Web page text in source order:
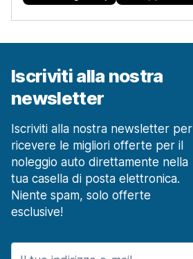
Iscriviti alla nostra
newsletter
Iscriviti alla nostra newsletter per
ricevere le migliori offerte per il
noleggio auto direttamente nella
tua casella di posta elettronica.
Niente spam, solo offerte
esclusive!